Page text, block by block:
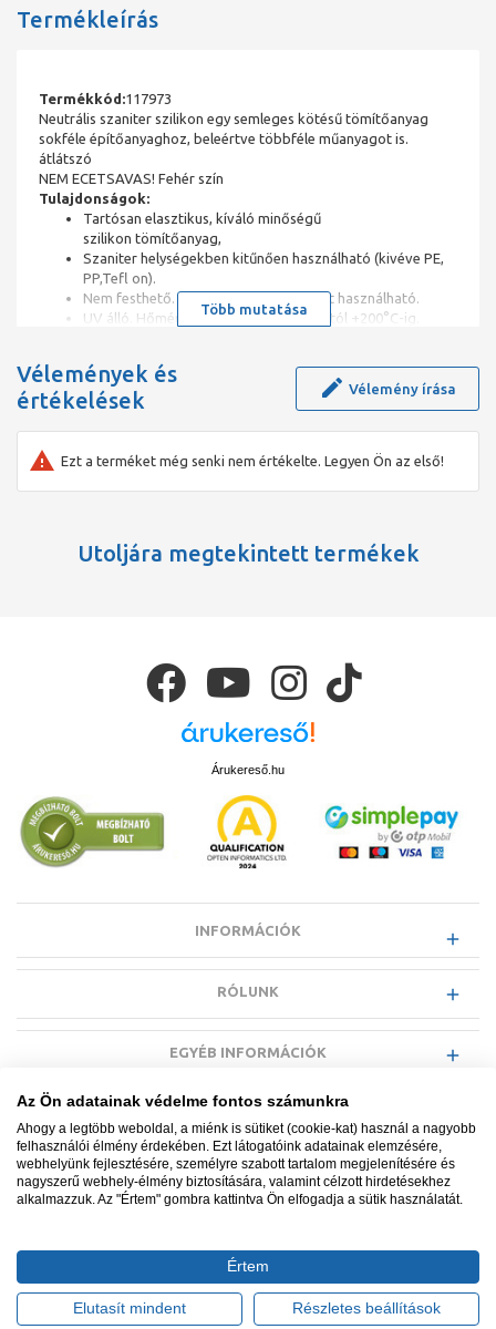
Termékleírás
Termékkód:117973
Neutrális szaniter szilikon egy semleges kötésű tömítőanyag
sokféle építőanyaghoz, beleértve többféle műanyagot is.
átlátszó
NEM ECETSAVAS! Fehér szín
Tulajdonságok:
Tartósan elasztikus, kíváló minőségű
szilikon tömítőanyag,
Szaniter helységekben kitűnően használható (kivéve PE,
PP,Tefl on).
Nem festhető. Kül és beltéren egyaránt használható.
UV álló. Hőmérsékleti ellenállás -60°C-tól +200°C-ig.
Felhasználási területek:
Építőipari és szerkezeti fugák
Kiválóan alkalmazható tömítéseknél fürdőszobában,
zuhanyzókban, fajansz és minden olyan helységben ahol
tartósan vízzel érintkezik.
Több mutatása
Vélemények és
értékelések
Vélemény írása
Ezt a terméket még senki nem értékelte. Legyen Ön az első!
Utoljára megtekintett termékek
Árukereső.hu
INFORMÁCIÓK
RÓLUNK
EGYÉB INFORMÁCIÓK
87052/2015.
Ügyfélszolgálat: +36 1 700 3500
Tervezte és készítette:
Vision-Software, az Octopus 8 ERP
forgalmazója.
Az Ön adatainak védelme fontos számunkra
Ahogy a legtöbb weboldal, a miénk is sütiket (cookie-kat) használ a nagyobb
felhasználói élmény érdekében. Ezt látogatóink adatainak elemzésére,
webhelyünk fejlesztésére, személyre szabott tartalom megjelenítésére és
nagyszerű webhely-élmény biztosítására, valamint célzott hirdetésekhez
alkalmazzuk. Az "Értem" gombra kattintva Ön elfogadja a sütik használatát.
Értem
Elutasít mindent Részletes beállítások